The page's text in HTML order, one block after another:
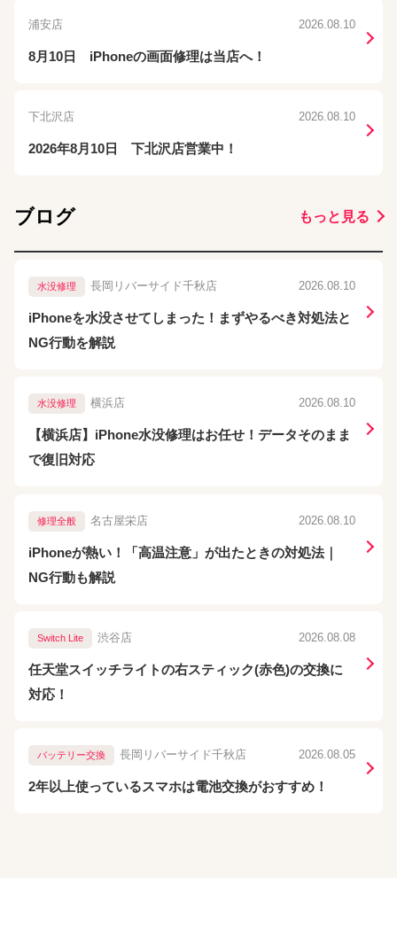
浦安店 2026.08.10
8月10日 iPhoneの画面修理は当店へ！
下北沢店 2026.08.10
2026年8月10日 下北沢店営業中！
ブログ もっと見る
水没修理 長岡リバーサイド千秋店 2026.08.10
iPhoneを水没させてしまった！まずやるべき対処法と
NG行動を解説
水没修理 横浜店 2026.08.10
【横浜店】iPhone水没修理はお任せ！データそのまま
で復旧対応
修理全般 名古屋栄店 2026.08.10
iPhoneが熱い！「高温注意」が出たときの対処法｜
NG行動も解説
Switch Lite 渋谷店 2026.08.08
任天堂スイッチライトの右スティック(赤色)の交換に
対応！
バッテリー交換 長岡リバーサイド千秋店 2026.08.05
2年以上使っているスマホは電池交換がおすすめ！